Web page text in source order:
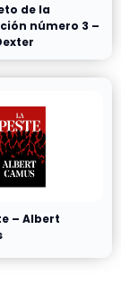
de la
número 3 –
– Albert